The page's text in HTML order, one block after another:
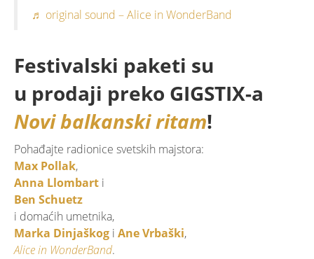
♬ original sound – Alice in WonderBand
Festivalski paketi su
u prodaji preko GIGSTIX-a
Novi balkanski ritam!
Pohađajte radionice svetskih majstora:
Max Pollak,
Anna Llombart i
Ben Schuetz
i domaćih umetnika,
Marka Dinjaškog i Ane Vrbaški,
Alice in WonderBand.